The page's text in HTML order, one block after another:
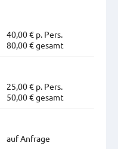
40,00 € p. Pers.
80,00 € gesamt
25,00 € p. Pers.
50,00 € gesamt
auf Anfrage